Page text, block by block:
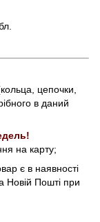
цепочки,
в даний
на карту;
є в наявності
Новій Пошті при